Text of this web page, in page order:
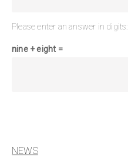
Please enter an answer in digits:
nine + eight =
NEWS